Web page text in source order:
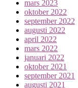
mars 2023
oktober 2022
september 2022
augusti 2022
april 2022
mars 2022
januari 2022
oktober 2021
september 2021
augusti 2021